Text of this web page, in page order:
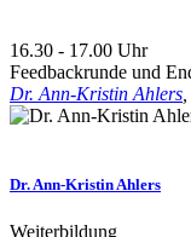
16.30 - 17.00 Uhr
Feedbackrunde und
Dr. Ann-Kristin Ahlers
Dr. Ann-Kristin Ahlers
Weiterbildung